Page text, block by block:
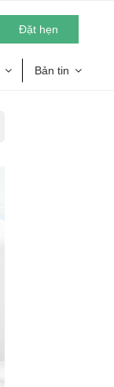
Đặt hẹn
Bản tin